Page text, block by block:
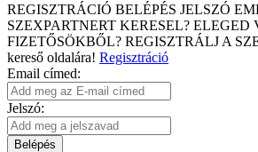
REGISZTRÁCIÓ BELÉPÉS JELSZÓ
SZEXPARTNERT KERESEL? ELEGED
FIZETŐSÖKBŐL? REGISZTRÁLJ A
kereső oldalára! Regisztráció
Email címed:
Jelszó:
Belépés